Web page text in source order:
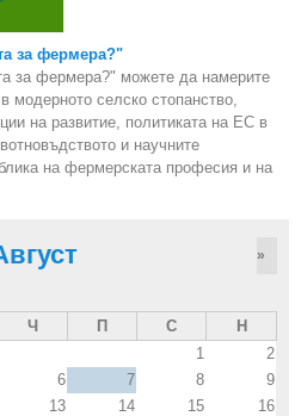
за фермера?"
за фермера?" можете да намерите
селско стопанство,
на развитие, политиката на ЕС в
и научните
на фермерската професия и на
»
Ч П С
Н
1
2
6 7 8
9
13 14 15
16